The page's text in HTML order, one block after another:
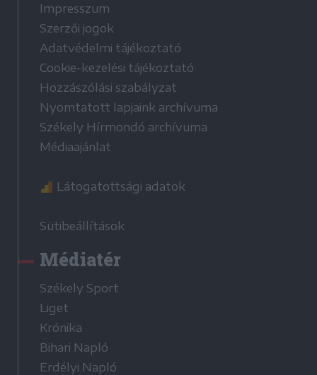
Impresszum
Szerzői jogok
Adatvédelmi tájékoztató
Cookie-kezelési tájékoztató
Hozzászólási szabályzat
Nyomtatott lapjaink archívuma
Székely Hírmondó archívuma
Médiaajánlat
Látogatottsági adatok
Sütibeállítások
Médiatér
Székely Sport
Liget
Krónika
Bihari Napló
Erdélyi Napló